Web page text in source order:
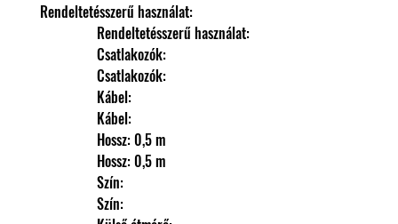
Rendeltetésszerű használat:
                Rendeltetésszerű használat:
                Csatlakozók:
                Csatlakozók:
                Kábel:
                Kábel:
                Hossz: 0,5 m
                Hossz: 0,5 m
                Szín:
                Szín: